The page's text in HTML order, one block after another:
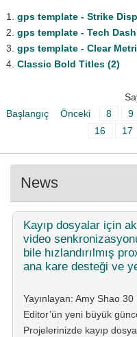
gps template - Strike
gps template - Tech Dash
gps template - Clear
Classic Bold Titles (2)
Başlangıç
Önceki 8 9
16
17
News
Kayıp dosyalar için
video
bile hızlandırılmış
ana kare desteği ve
Yayınlayan: Amy Shao
Editor’ün yeni büyük
Projelerinizde kayıp